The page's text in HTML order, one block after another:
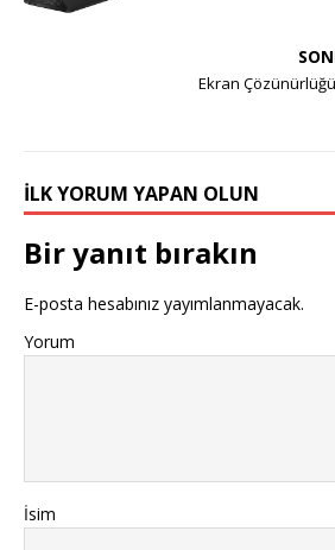
Ekran
İLK YORUM YAPAN OLUN
Bir yanıt bırakın
E-posta hesabınız yayımlanmayacak.
Yorum
İsim